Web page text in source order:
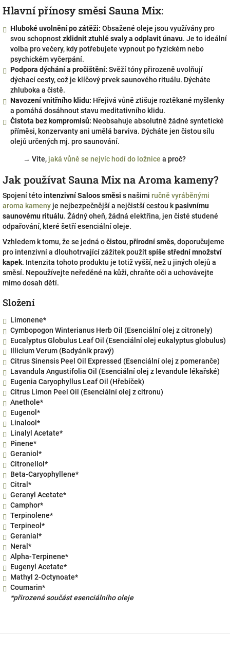
Hlavní přínosy směsi Sauna Mix:
Hluboké uvolnění po zátěži: Obsažené oleje jsou využívány pro
svou schopnostzklidnit ztuhlé svaly a odplavit únavu. Je to ideální
volba pro večery, kdy potřebujete vypnout po fyzickém nebo
psychickém vyčerpání.
Podpora dýchání a pročištění: Svěží tóny přirozeně uvolňují
dýchací cesty, což je klíčový prvek saunového rituálu. Dýcháte
zhluboka a čistě.
Navození vnitřního klidu: Hřejivá vůně ztišuje roztěkané myšlenky
a pomáhá dosáhnout stavu meditativního klidu.
Čistota bez kompromisů: Neobsahuje absolutně žádné syntetické
příměsi, konzervanty ani umělá barviva. Dýcháte jen čistou sílu
olejů určených mj. pro saunování.
→ Víte, jaká vůně se nejvíc hodí do ložnice a proč?
Jak používat Sauna Mix na Aroma kameny?
Spojení tétointenzivní Saloos směsi s našimi ručně vyráběnými
aroma kameny je nejbezpečnější a nejčistší cestou kpasivnímu
saunovému rituálu. Žádný oheň, žádná elektřina, jen čisté studené
odpařování, které šetří esenciální oleje.
Vzhledem k tomu, že se jedná očistou, přírodní směs, doporučujeme
pro intenzivní a dlouhotrvající zážitek použítspíše střední množství
kapek. Intenzita tohoto produktu je totiž vyšší, než u jiných olejů a
směsí. Nepoužívejte neředěné na kůži, chraňte oči a uchovávejte
mimo dosah dětí.
Složení
Limonene*
Cymbopogon Winterianus Herb Oil (Esenciální olej z citronely)
Eucalyptus Globulus Leaf Oil (Esenciální olej eukalyptus globulus)
Illicium Verum (Badyáník pravý)
Citrus Sinensis Peel Oil Expressed (Esenciální olej z pomeranče)
Lavandula Angustifolia Oil (Esenciální olej z levandule lékařské)
Eugenia Caryophyllus Leaf Oil (Hřebíček)
Citrus Limon Peel Oil (Esenciální olej z citronu)
Anethole*
Eugenol*
Linalool*
Linalyl Acetate*
Pinene*
Geraniol*
Citronellol*
Beta-Caryophyllene*
Citral*
Geranyl Acetate*
Camphor*
Terpinolene*
Terpineol*
Geranial*
Neral*
Alpha-Terpinene*
Eugenyl Acetate*
Mathyl 2-Octynoate*
Coumarin*
*přirozená součást esenciálního oleje